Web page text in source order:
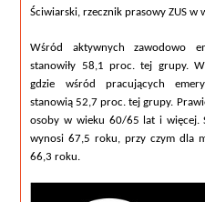
Ściwiarski, rzecznik prasowy ZUS w
Wśród aktywnych zawodowo
stanowiły 58,1 proc. tej grupy.
gdzie wśród pracujących
stanowią 52,7 proc. tej grupy.
osoby w wieku 60/65 lat i więcej.
wynosi 67,5 roku, przy czym dla
66,3 roku.